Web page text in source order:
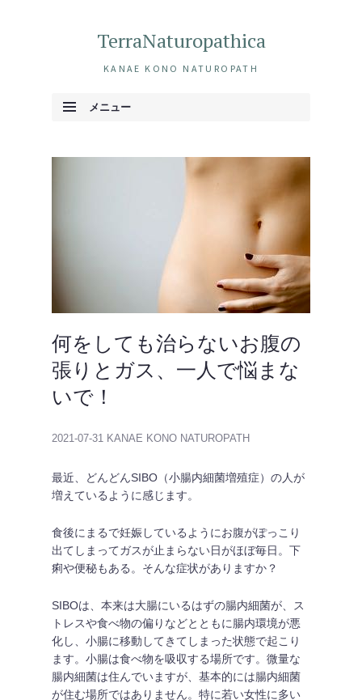
TerraNaturopathica
KANAE KONO NATUROPATH
メニュー
何をしても治らないお腹の
張りとガス、一人で悩まな
いで！
2021-07-31 KANAE KONO NATUROPATH
最近、どんどんSIBO（小腸内細菌増殖症）の人が
増えているように感じます。
食後にまるで妊娠しているようにお腹がぽっこり
出てしまってガスが止まらない日がほぼ毎日。下
痢や便秘もある。そんな症状がありますか？
SIBOは、本来は大腸にいるはずの腸内細菌が、ス
トレスや食べ物の偏りなどとともに腸内環境が悪
化し、小腸に移動してきてしまった状態で起こり
ます。小腸は食べ物を吸収する場所です。微量な
腸内細菌は住んでいますが、基本的には腸内細菌
が住む場所ではありません。特に若い女性に多い